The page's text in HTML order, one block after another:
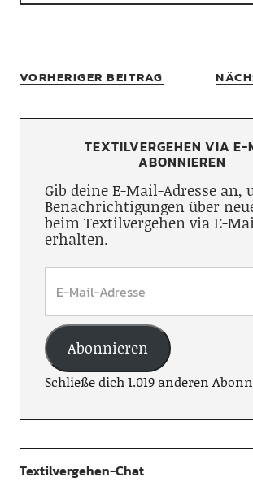
VORHERIGER BEITRAG
TEXTILVERGEHEN VIA E-
ABONNIEREN
Gib deine E-Mail-Adresse an,
Benachrichtigungen über
beim Textilvergehen via E-
erhalten.
Abonnieren
Schließe dich 1.019 anderen
Textilvergehen-Chat